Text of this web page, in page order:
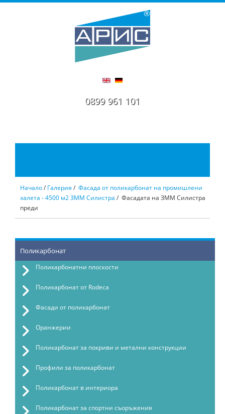
0899 961 101
Начало/ Галерия / Фасада от поликарбонат на промишлени
халета - 4500 м2 ЗММ Силистра / Фасадата на ЗММ Силистра
преди
Поликарбонат
Поликарбонатни плоскости
Поликарбонат от Rodeca
Фасади от поликарбонат
Оранжерии
Поликарбонат за покриви и метални конструкции
Профили за поликарбонат
Поликарбонат в интериора
Поликарбонат за спортни съоръжения